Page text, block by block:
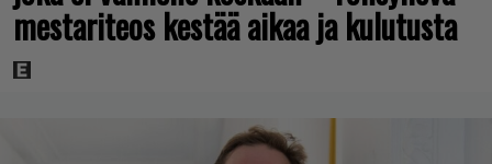
mestariteos kestää aikaa ja kulutusta